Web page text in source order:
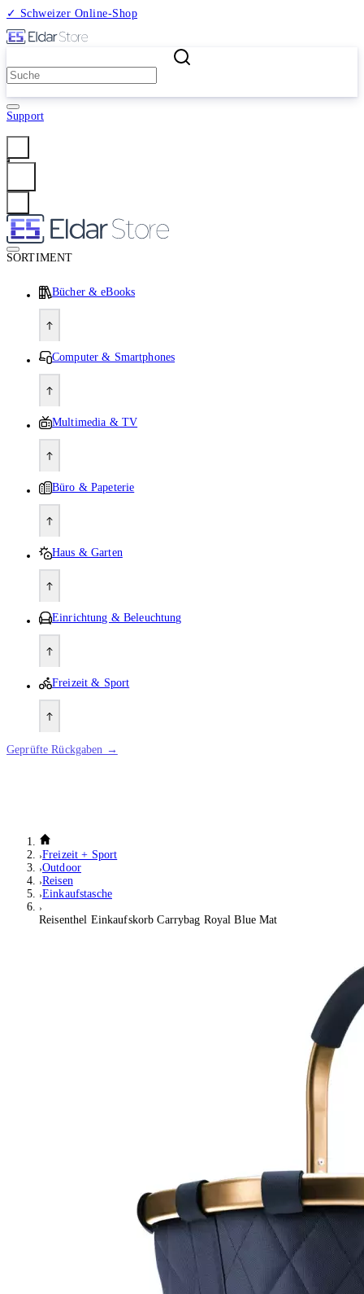
✓ Schweizer Online-Shop
Support
SORTIMENT
Bücher & eBooks
Computer & Smartphones
Multimedia & TV
Büro & Papeterie
Haus & Garten
Einrichtung & Beleuchtung
Freizeit & Sport
Geprüfte Rückgaben →
Freizeit + Sport
Outdoor
Reisen
Einkaufstasche
Reisenthel Einkaufskorb Carrybag Royal Blue Mat